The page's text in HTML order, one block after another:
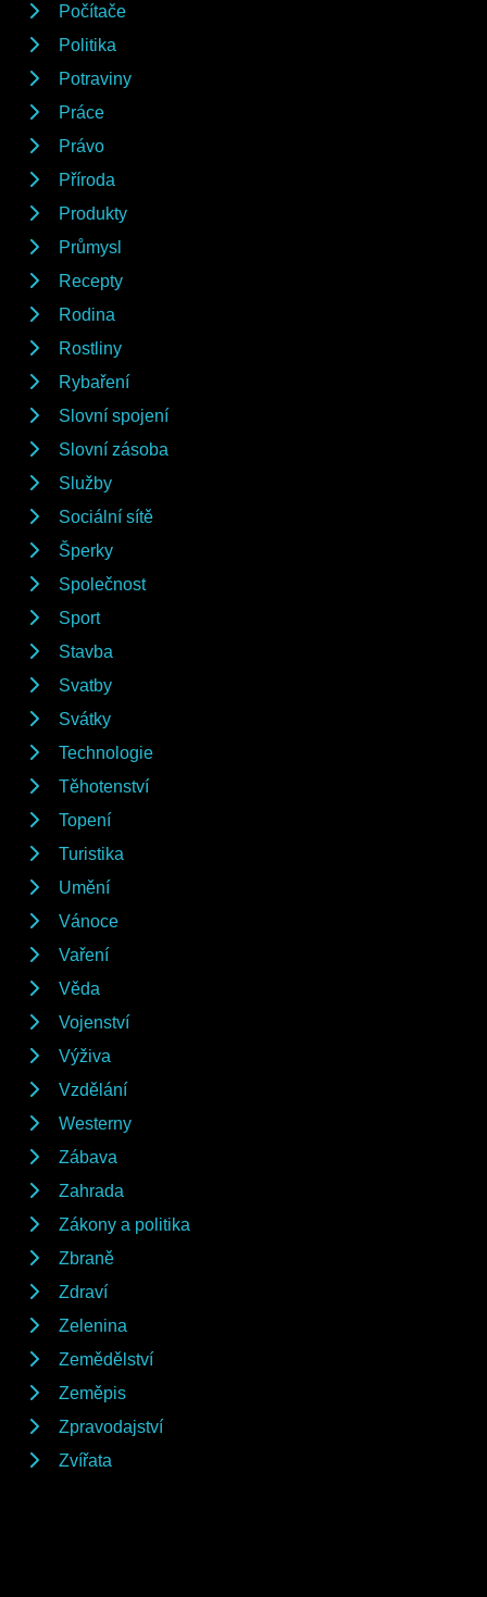
Počítače
Politika
Potraviny
Práce
Právo
Příroda
Produkty
Průmysl
Recepty
Rodina
Rostliny
Rybaření
Slovní spojení
Slovní zásoba
Služby
Sociální sítě
Šperky
Společnost
Sport
Stavba
Svatby
Svátky
Technologie
Těhotenství
Topení
Turistika
Umění
Vánoce
Vaření
Věda
Vojenství
Výživa
Vzdělání
Westerny
Zábava
Zahrada
Zákony a politika
Zbraně
Zdraví
Zelenina
Zemědělství
Zeměpis
Zpravodajství
Zvířata